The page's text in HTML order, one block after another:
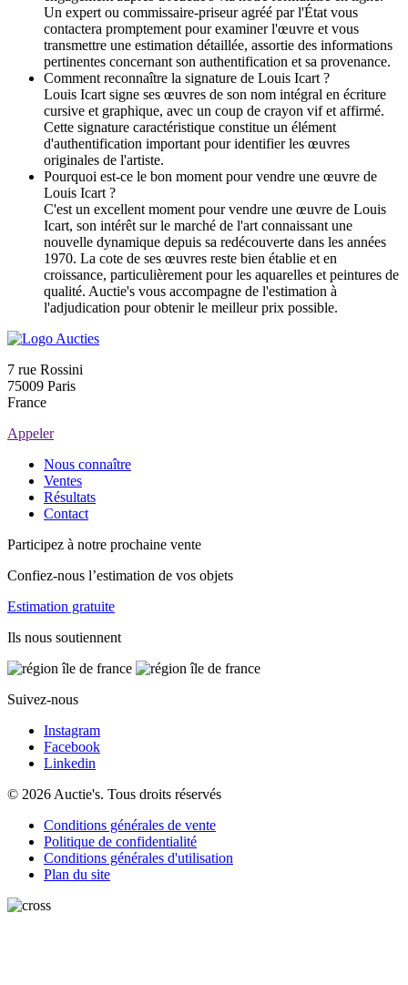
Un expert ou commissaire-priseur agréé par l'État vous
contactera promptement pour examiner l'œuvre et vous
transmettre une estimation détaillée, assortie des informations
pertinentes concernant son authentification et sa provenance.
Comment reconnaître la signature de Louis Icart ?
Louis Icart signe ses œuvres de son nom intégral en écriture
cursive et graphique, avec un coup de crayon vif et affirmé.
Cette signature caractéristique constitue un élément
d'authentification important pour identifier les œuvres
originales de l'artiste.
Pourquoi est-ce le bon moment pour vendre une œuvre de
Louis Icart ?
C'est un excellent moment pour vendre une œuvre de Louis
Icart, son intérêt sur le marché de l'art connaissant une
nouvelle dynamique depuis sa redécouverte dans les années
1970. La cote de ses œuvres reste bien établie et en
croissance, particulièrement pour les aquarelles et peintures de
qualité. Auctie's vous accompagne de l'estimation à
l'adjudication pour obtenir le meilleur prix possible.
7 rue Rossini
75009 Paris
France
Appeler
Nous connaître
Ventes
Résultats
Contact
Participez à notre prochaine vente
Confiez-nous l’estimation de vos objets
Estimation gratuite
Ils nous soutiennent
Suivez-nous
Instagram
Facebook
Linkedin
© 2026 Auctie's. Tous droits réservés
Conditions générales de vente
Politique de confidentialité
Conditions générales d'utilisation
Plan du site